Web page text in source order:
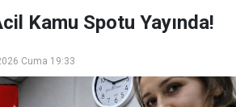
Kamu Spotu Yayında!
Cuma 19:33